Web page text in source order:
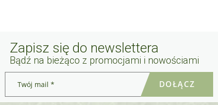
Zapisz się do newslettera
Bądź na bieżąco z promocjami i nowościami
mail
*